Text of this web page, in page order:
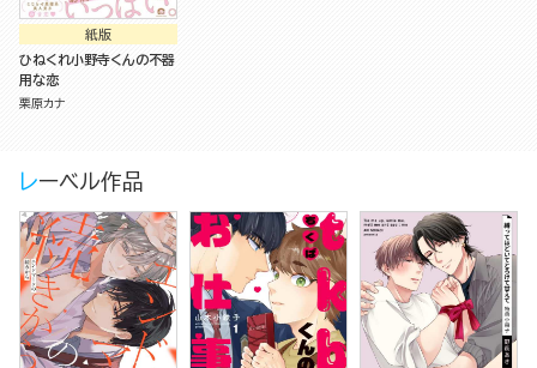
紙版
ひねくれ小野寺くんの不器
用な恋
栗原カナ
レーベル作品